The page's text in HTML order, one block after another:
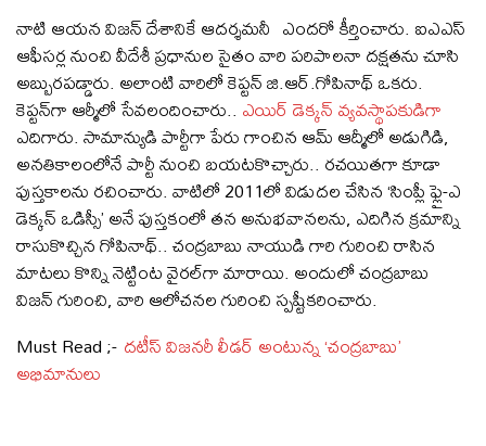
నాటి ఆయన విజన్‌ దేశానికే ఆదర్శమనీ ఎందరో కీర్తించారు. ఐఎఎస్
ఆఫీసర్ల నుంచి వీదేశీ ప్రధానుల సైతం వారి పరిపాలనా దక్షతను చూసి
అబ్బురపడ్డారు. అలాంటి వారిలో కెప్టన్ జి.ఆర్.గోపినాథ్ ఒకరు.
కెప్టన్‌గా ఆర్మీలో సేవలందించారు..ఎయిర్ డెక్కన్ వ్యవస్థాపకుడిగా
ఎదిగారు. సామాన్యుడి పార్టీగా పేరు గాంచిన ఆమ్ ఆద్మీలో అడుగిడి,
అనతికాలంలోనే పార్టీ నుంచి బయటకొచ్చారు.. రచయితగా కూడా
పుస్తకాలను రచించారు. వాటిలో 2011లో విడుదల చేసిన ‘సింప్లీ ఫ్లై-ఎ
డెక్కన్ ఒడిస్సీ’ అనే పుస్తకంలో తన అనుభవానలను, ఎదిగిన క్రమాన్ని
రాసుకొచ్చిన గోపినాథ్.. చంద్రబాబు నాయుడి గారి గురించి రాసిన
మాటలు కొన్ని నెట్టింట వైరల్‌గా మారాయి. అందులో చంద్రబాబు
విజన్ గురించి, వారి ఆలోచనల గురించి స్పష్టీకరించారు.
Must Read ;- దటీస్ విజనరీ లీడర్ అంటున్న ‘చంద్రబాబు’
అభిమానులు